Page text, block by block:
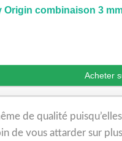
Origin combinaison 3
Acheter
de qualité
de vous attarder sur